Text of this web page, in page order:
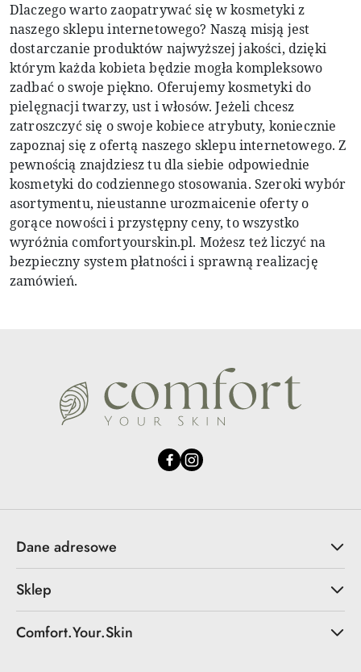
Dlaczego warto zaopatrywać się w kosmetyki z
naszego sklepu internetowego? Naszą misją jest
dostarczanie produktów najwyższej jakości, dzięki
którym każda kobieta będzie mogła kompleksowo
zadbać o swoje piękno. Oferujemy kosmetyki do
pielęgnacji twarzy, ust i włosów. Jeżeli chcesz
zatroszczyć się o swoje kobiece atrybuty, koniecznie
zapoznaj się z ofertą naszego sklepu internetowego. Z
pewnością znajdziesz tu dla siebie odpowiednie
kosmetyki do codziennego stosowania. Szeroki wybór
asortymentu, nieustanne urozmaicenie oferty o
gorące nowości i przystępny ceny, to wszystko
wyróżnia comfortyourskin.pl. Możesz też liczyć na
bezpieczny system płatności i sprawną realizację
zamówień.
Dane adresowe
Sklep
Comfort.Your.Skin